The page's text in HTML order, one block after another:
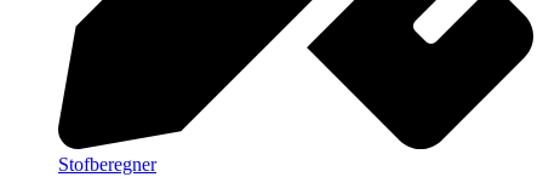
Stofberegner